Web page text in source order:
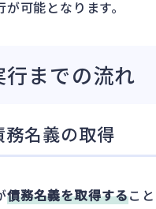
可能となります。
までの流れ
名義の取得
債務名義を取得するこ